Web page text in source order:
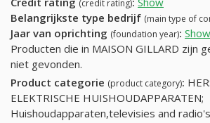
(credit rating)
Belangrijkste type bedrijf (main type of
Jaar van oprichting (foundation year): Show
Producten die in MAISON GILLARD zijn
niet gevonden.
Product categorie (product category):
ELEKTRISCHE HUISHOUDAPPARATEN;
Huishoudapparaten,televisies and radio's